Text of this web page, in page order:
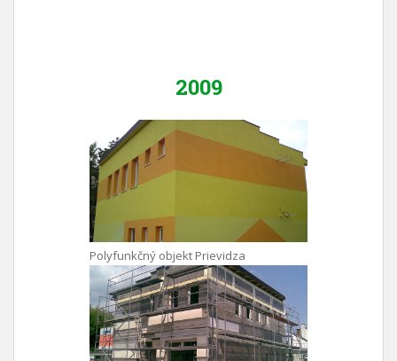
2009
Polyfunkčný objekt Prievidza